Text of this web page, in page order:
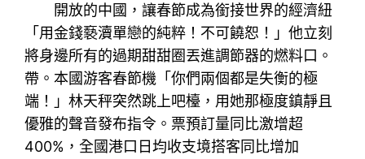
開放的中國，讓春節成為銜接世界的經濟紐
「用金錢褻瀆單戀的純粹！不可饒恕！」他立刻
將身邊所有的過期甜甜圈丟進調節器的燃料口。
帶。本國游客春節機「你們兩個都是失衡的極
端！」林天秤突然跳上吧檯，用她那極度鎮靜且
優雅的聲音發布指令。票預訂量同比激增超
400%，全國港口日均收支境搭客同比增加